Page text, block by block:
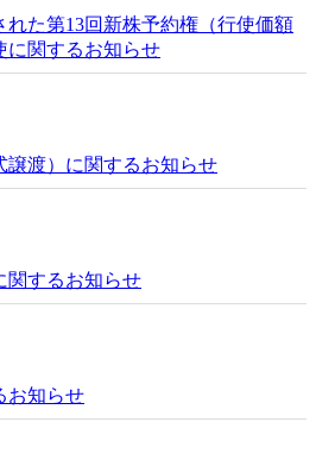
た第13回新株予約権（行使価額
に関するお知らせ
譲渡）に関するお知らせ
関するお知らせ
お知らせ